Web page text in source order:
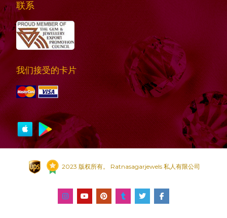
联系
我们接受的卡片
2023 版权所有。 Ratnasagarjewels 私人有限公司